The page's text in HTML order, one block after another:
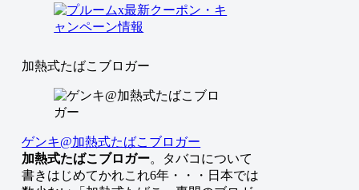
加熱式たばこブロガー
ゲンキ@加熱式たばこブロガー
加熱式たばこブロガー。タバコについて
書きはじめてかれこれ6年・・・日本では